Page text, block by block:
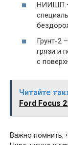
НИИШП –
Грунт-2
грязи и
с
Читайте
Ford Focus
Важно помнить,